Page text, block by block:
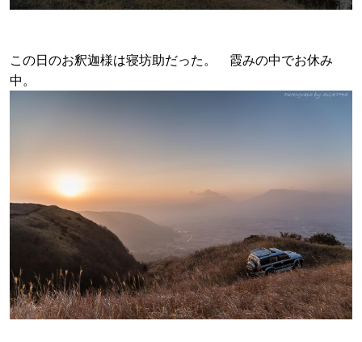
この日のお釈迦様は寝坊助だった。 霞みの中でお休み
中。